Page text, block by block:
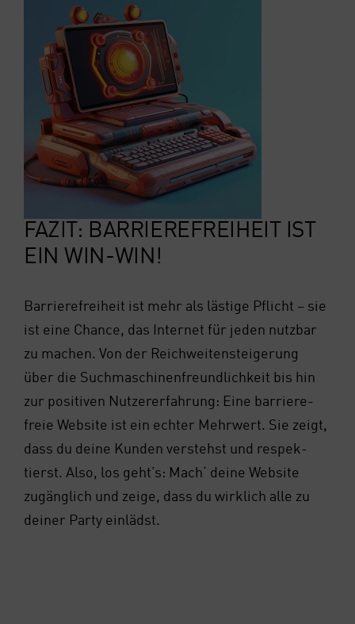
FAZIT: BAR­RIE­RE­FREI­HEIT IST
EIN WIN-WIN!
Bar­rie­re­frei­heit ist mehr als läs­ti­ge Pflicht – sie
ist eine Chan­ce, das Inter­net für jeden nutz­bar
zu machen. Von der Reich­wei­ten­stei­ge­rung
über die Such­ma­schi­nen­freund­lich­keit bis hin
zur posi­ti­ven Nut­zer­er­fah­rung: Eine bar­rie­re­
freie Web­site ist ein ech­ter Mehr­wert. Sie zeigt,
dass du dei­ne Kun­den ver­stehst und respek­
tierst. Also, los geht’s: Mach‘ dei­ne Web­site
zugäng­lich und zei­ge, dass du wirk­lich alle zu
dei­ner Par­ty ein­lädst.